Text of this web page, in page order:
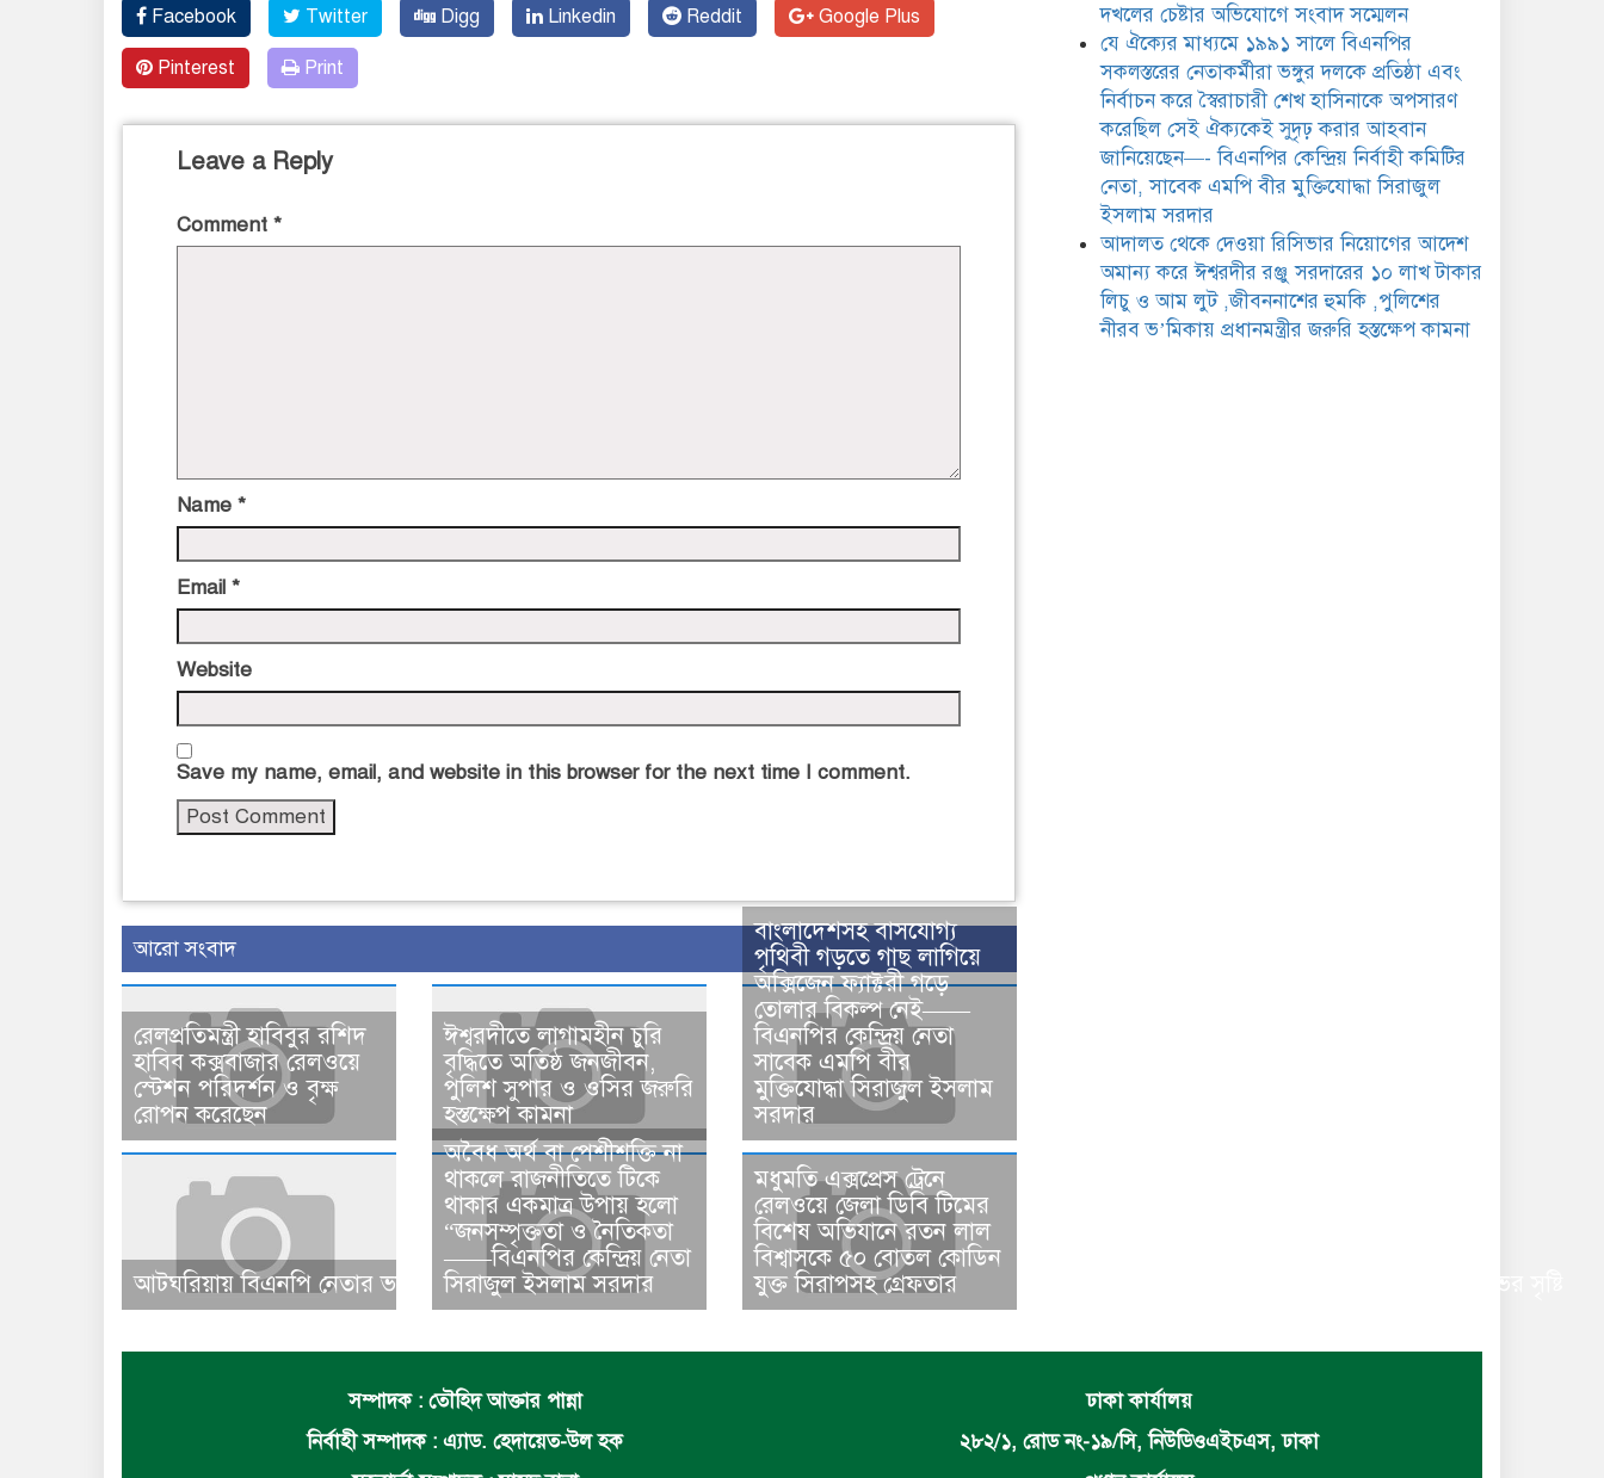
Facebook Twitter Digg Linkedin Reddit Google Plus
Pinterest Print
Leave a Reply
Comment *
Name *
Email *
Website
Save my name, email, and website in this browser for the next time I comment.
আরো সংবাদ
রেলপ্রতিমন্ত্রী হাবিবুর রশিদ
হাবিব কক্সবাজার রেলওয়ে
স্টেশন পরিদর্শন ও বৃক্ষ
রোপন করেছেন
ঈশ্বরদীতে লাগামহীন চুরি
বৃদ্ধিতে অতিষ্ঠ জনজীবন,
পুলিশ সুপার ও ওসির জরুরি
হস্তক্ষেপ কামনা ​
বাংলাদেশসহ বাসযোগ্য
পৃথিবী গড়তে গাছ লাগিয়ে
অক্সিজেন ফ্যাক্টরী গড়ে
তোলার বিকল্প নেই——
বিএনপির কেন্দ্রিয় নেতা
সাবেক এমপি বীর
মুক্তিযোদ্ধা সিরাজুল ইসলাম
সরদার
আটঘরিয়ায় বিএনপি নেতার ভাতিজাকে ছাত্রলীগের সাধারণ সম্পাদক নির্বাচিত করায় বিএনপি ও অঙ্গসহযোগি সংগঠন এবং আওয়ামীলগের মধ্যে ব্যাপক ক্ষোভের সৃষ্টি
​​অবৈধ অর্থ বা পেশীশক্তি না
থাকলে রাজনীতিতে টিকে
থাকার একমাত্র উপায় হলো
“জনসম্পৃক্ততা ও নৈতিকতা
——বিএনপির কেন্দ্রিয় নেতা
সিরাজুল ইসলাম সরদার
মধুমতি এক্সপ্রেস ট্রেনে
রেলওয়ে জেলা ডিবি টিমের
বিশেষ অভিযানে রতন লাল
বিশ্বাসকে ৫০ বোতল কোডিন
যুক্ত সিরাপসহ গ্রেফতার
দখলের চেষ্টার অভিযোগে সংবাদ সম্মেলন
যে ঐক্যের মাধ্যমে ১৯৯১ সালে বিএনপির
সকলস্তরের নেতাকর্মীরা ভঙ্গুর দলকে প্রতিষ্ঠা এবং
নির্বাচন করে স্বৈরাচারী শেখ হাসিনাকে অপসারণ
করেছিল সেই ঐক্যকেই সুদৃঢ় করার আহবান
জানিয়েছেন—- বিএনপির কেন্দ্রিয় নির্বাহী কমিটির
নেতা, সাবেক এমপি বীর মুক্তিযোদ্ধা সিরাজুল
ইসলাম সরদার
আদালত থেকে দেওয়া রিসিভার নিয়োগের আদেশ
অমান্য করে ঈশ্বরদীর রঞ্জু সরদারের ১০ লাখ টাকার
লিচু ও আম লুট ,জীবননাশের হুমকি ,পুলিশের
নীরব ভ’মিকায় প্রধানমন্ত্রীর জরুরি হস্তক্ষেপ কামনা
সম্পাদক : তৌহিদ আক্তার পান্না
নির্বাহী সম্পাদক : এ্যাড. হেদায়েত-উল হক
ঢাকা কার্যালয়
২৮২/১, রোড নং-১৯/সি, নিউডিওএইচএস, ঢাকা